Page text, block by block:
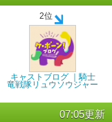
2位
キャストブログ ｜騎士
竜戦隊リュウソウジャー
07:05更新